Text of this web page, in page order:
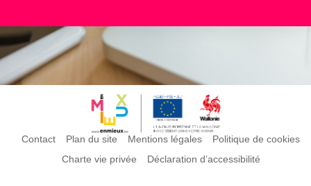
Contact Plan du site Mentions légales
Politique de cookies
Charte vie privée
Déclaration d’accessibilité